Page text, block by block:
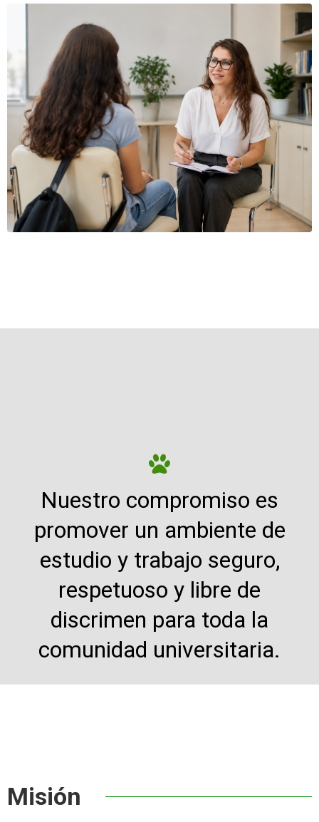
Nuestro compromiso es
promover un ambiente de
estudio y trabajo seguro,
respetuoso y libre de
discrimen para toda la
comunidad universitaria.
Misión